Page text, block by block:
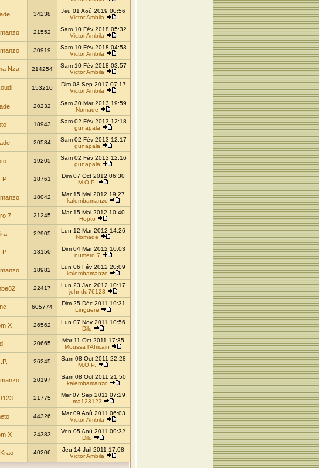
34238
Jeu 01 Aoû 2019 00:56
Victor Ambila
21552
Sam 10 Fév 2018 05:32
Victor Ambila
30919
Sam 10 Fév 2018 04:53
Victor Ambila
Nza 214254
Sam 10 Fév 2018 03:57
Victor Ambila
153210
Dim 03 Sep 2017 07:17
Victor Ambila
20232
Sam 30 Mar 2013 19:59
Nomade
18943
Sam 02 Fév 2013 12:18
gunapala
20584
Sam 02 Fév 2013 12:17
gunapala
19205
Sam 02 Fév 2013 12:16
gunapala
18761
Dim 07 Oct 2012 06:30
M.O.P.
18042
Mar 15 Mai 2012 19:27
kalembamanzo
7 21245
Mar 15 Mai 2012 10:40
Hopto
22905
Lun 12 Mar 2012 14:26
Nomade
18150
Dim 04 Mar 2012 10:03
numero 7
18982
Lun 06 Fév 2012 20:09
kalembamanzo
22417
Lun 23 Jan 2012 10:17
johndu76123
605774
Dim 25 Déc 2011 19:31
Linguere
X 26562
Lun 07 Nov 2011 10:56
Dilo
20665
Mar 11 Oct 2011 17:35
Moussa l'Africain
26245
Sam 08 Oct 2011 22:28
M.O.P.
20197
Sam 08 Oct 2011 21:50
kalembamanzo
21775
Mer 07 Sep 2011 07:29
ma123123
44326
Mar 09 Aoû 2011 06:03
Victor Ambila
X 24383
Ven 05 Aoû 2011 09:32
Dilo
40206
Jeu 14 Juil 2011 17:08
Victor Ambila